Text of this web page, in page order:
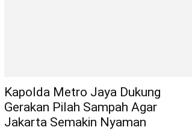
Kapolda Metro Jaya Dukung
Gerakan Pilah Sampah Agar
Jakarta Semakin Nyaman